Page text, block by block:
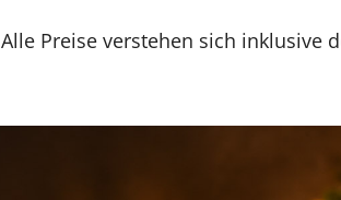
Alle Preise verstehen sich inklusive